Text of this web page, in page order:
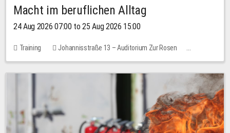
Macht im beruflichen Alltag
24 Aug 2026 07:00 to 25 Aug 2026 15:00
Training
Johannisstraße 13 – Auditorium Zur Rosen
No free places